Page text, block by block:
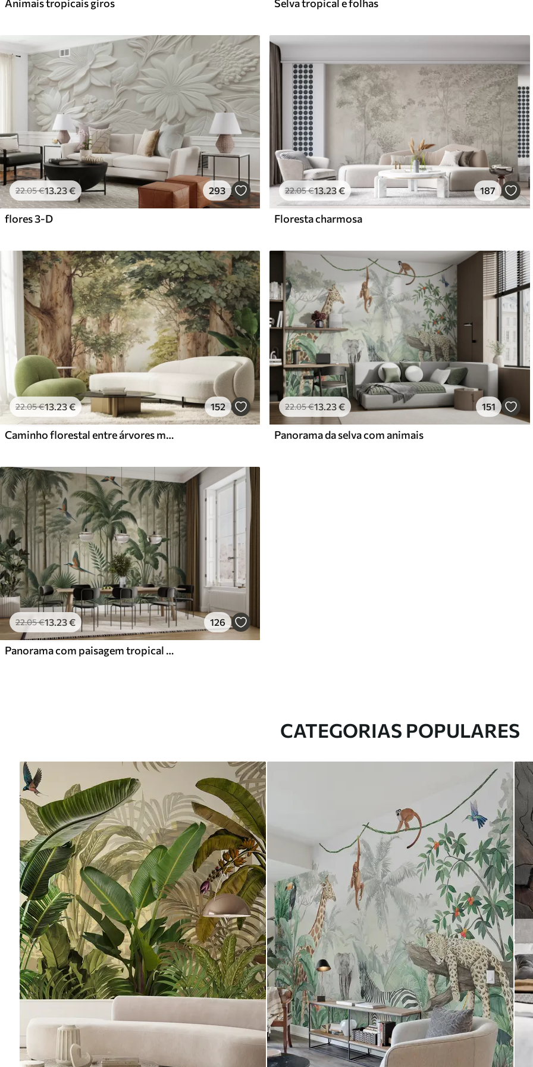
Animais tropicais giros Selva tropical e folhas
22.05€13.23€ 293
flores 3-D
22.05€13.23€ 187
Floresta charmosa
22.05€13.23€ 152
Caminho florestal entre árvores majestosas em estilo aquarela
22.05€13 .23€ 151
Panorama da selva com animais
22.05€13.23€ 126
Panorama com paisagem tropical e aves
CATEGORIAS POPULARES